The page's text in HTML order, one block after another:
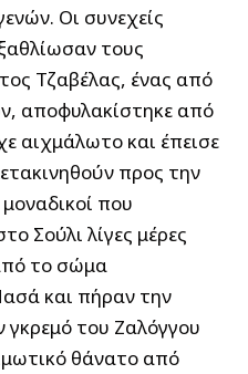
Οι συνεχείς
τους
Τζαβέλας, ένας από
αποφυλακίστηκε από
αιχμάλωτο και έπεισε
προς την
που
Σούλι λίγες μέρες
το σώμα
και πήραν την
του Ζαλόγγου
θάνατο από